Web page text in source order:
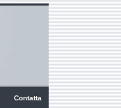
Contatta